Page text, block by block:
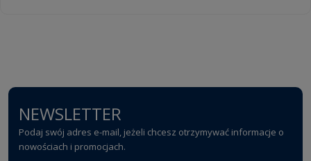
NEWSLETTER
Podaj swój adres e-mail, jeżeli chcesz otrzymywać informacje o
nowościach i promocjach.